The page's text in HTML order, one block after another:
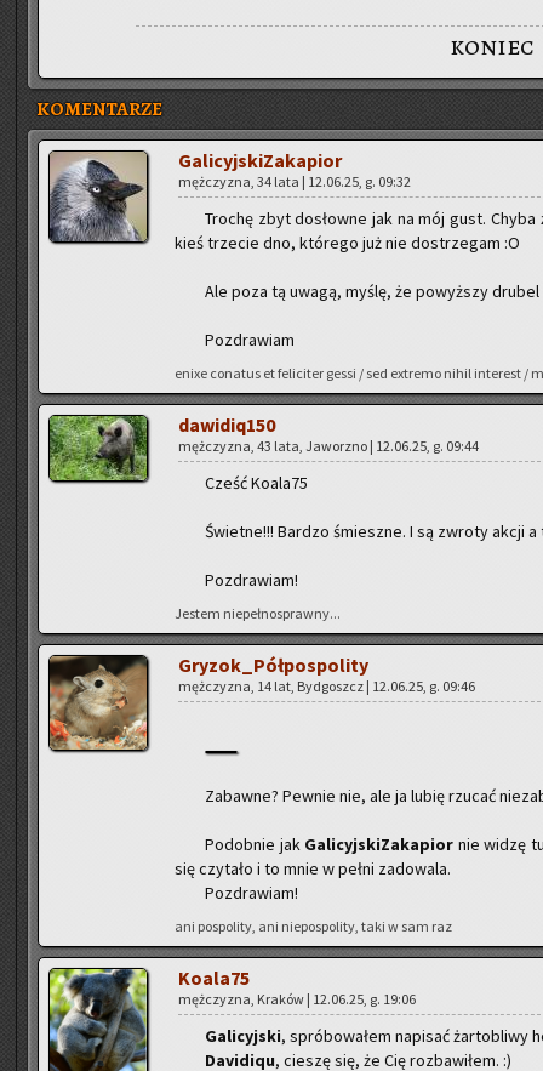
koniec
KOMENTARZE
Ga­li­cyj­ski­Za­ka­pior
męż­czy­zna, 34 lata | 12.06.25, g. 09:32
Tro­chę zbyt do­słow­ne jak na mój gust.
kieś trze­cie dno, któ­re­go już nie do­strze­gam :O
Ale poza tą uwagą, myślę, że po­wyż­szy
Po­zdra­wiam
enixe co­na­tus et fe­li­ci­ter gessi / sed extre­mo nihil in­te­rest
da­wi­di­q150
męż­czy­zna, 43 lata, Ja­worz­no | 12.06.25, g. 09:44
Cześć Ko­ala­75
Świet­ne!!! Bar­dzo śmiesz­ne. I są zwro­ty akcji
Po­zdra­wiam!
Je­stem nie­peł­no­spraw­ny...
Gry­zok_Pół­po­spo­li­ty
męż­czy­zna, 14 lat, Byd­goszcz | 12.06.25, g. 09:46
Za­baw­ne? Pew­nie nie, ale ja lubię rzu­cać
Po­dob­nie jak Ga­li­cyj­ski­Za­ka­pior nie widzę
się czy­ta­ło i to mnie w pełni za­do­wa­la.
Po­zdra­wiam!
ani po­spo­li­ty, ani nie­po­spo­li­ty, taki w sam raz
Ko­ala­75
męż­czy­zna, Kra­ków | 12.06.25, g. 19:06
Ga­li­cyj­ski, spró­bo­wa­łem na­pi­sać żar­to­bli­wy
Da­vi­di­qu, cie­szę się, że Cię roz­ba­wi­łem. :)